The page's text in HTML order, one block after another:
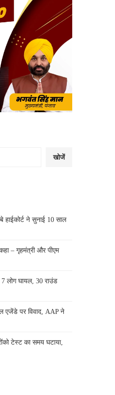
खोजें
हाईकोर्ट ने सुनाई 10 साल
– गृहमंत्री और पीएम
लोग घायल, 30 राउंड
एजेंडे पर विवाद, AAP ने
टेस्ट का समय घटाया,